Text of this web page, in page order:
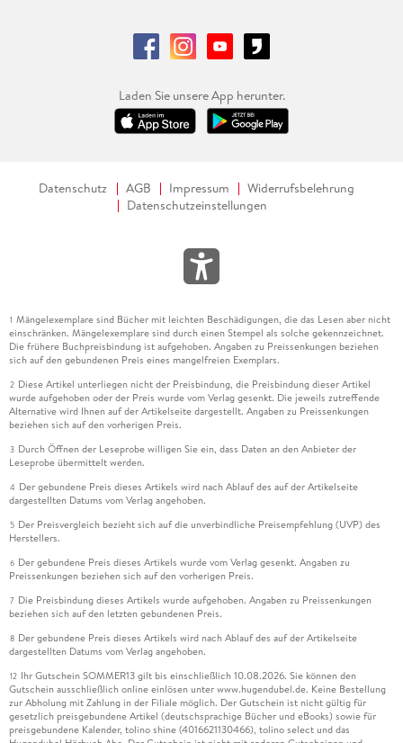
Laden Sie unsere App herunter.
Datenschutz AGB Impressum
Widerrufsbelehrung
Datenschutzeinstellungen
1 Mängelexemplare sind Bücher mit leichten Beschädigungen, die das Lesen aber nicht
einschränken. Mängelexemplare sind durch einen Stempel als solche gekennzeichnet.
Die frühere Buchpreisbindung ist aufgehoben. Angaben zu Preissenkungen beziehen
sich auf den gebundenen Preis eines mangelfreien Exemplars.
2 Diese Artikel unterliegen nicht der Preisbindung, die Preisbindung dieser Artikel
wurde aufgehoben oder der Preis wurde vom Verlag gesenkt. Die jeweils zutreffende
Alternative wird Ihnen auf der Artikelseite dargestellt. Angaben zu Preissenkungen
beziehen sich auf den vorherigen Preis.
3 Durch Öffnen der Leseprobe willigen Sie ein, dass Daten an den Anbieter der
Leseprobe übermittelt werden.
4 Der gebundene Preis dieses Artikels wird nach Ablauf des auf der Artikelseite
dargestellten Datums vom Verlag angehoben.
5 Der Preisvergleich bezieht sich auf die unverbindliche Preisempfehlung (UVP) des
Herstellers.
6 Der gebundene Preis dieses Artikels wurde vom Verlag gesenkt. Angaben zu
Preissenkungen beziehen sich auf den vorherigen Preis.
7 Die Preisbindung dieses Artikels wurde aufgehoben. Angaben zu Preissenkungen
beziehen sich auf den letzten gebundenen Preis.
8 Der gebundene Preis dieses Artikels wird nach Ablauf des auf der Artikelseite
dargestellten Datums vom Verlag angehoben.
12 Ihr Gutschein SOMMER13 gilt bis einschließlich 10.08.2026. Sie können den
Gutschein ausschließlich online einlösen unter www.hugendubel.de. Keine Bestellung
zur Abholung mit Zahlung in der Filiale möglich. Der Gutschein ist nicht gültig für
gesetzlich preisgebundene Artikel (deutschsprachige Bücher und eBooks) sowie für
preisgebundene Kalender, tolino shine (4016621130466), tolino select und das